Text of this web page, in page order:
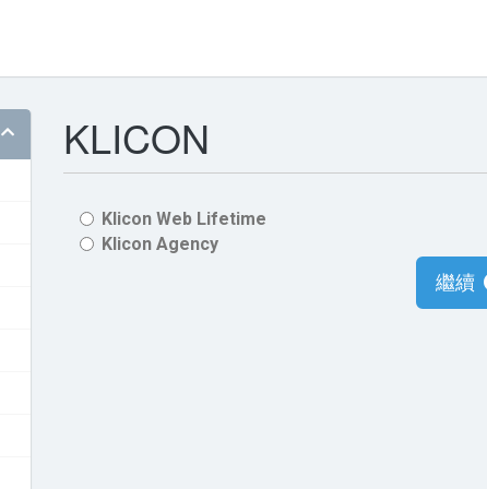
KLICON
Klicon Web Lifetime
Klicon Agency
繼續